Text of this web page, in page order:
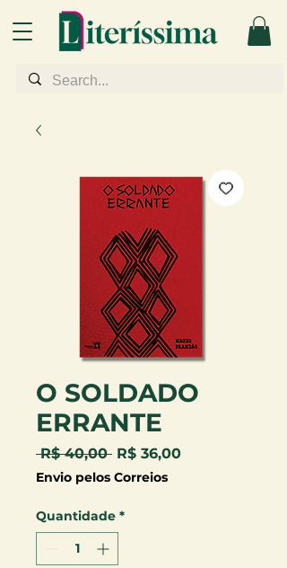
O SOLDADO
ERRANTE
R$ 40,00 Preço
normal
R$ 36,00Preço
Envio pelos Correios
Quantidade *